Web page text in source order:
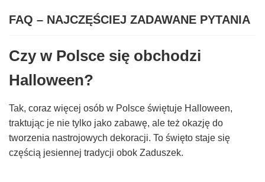
FAQ – NAJCZĘŚCIEJ ZADAWANE PYTANIA
Czy w Polsce się obchodzi
Halloween?
Tak, coraz więcej osób w Polsce świętuje Halloween,
traktując je nie tylko jako zabawę, ale też okazję do
tworzenia nastrojowych dekoracji. To święto staje się
częścią jesiennej tradycji obok Zaduszek.